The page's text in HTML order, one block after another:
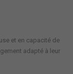
et en capacité de
adapté à leur